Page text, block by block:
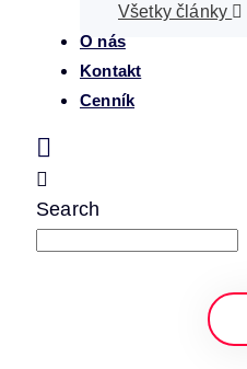
Všetky články
O nás
Kontakt
Cenník
Search